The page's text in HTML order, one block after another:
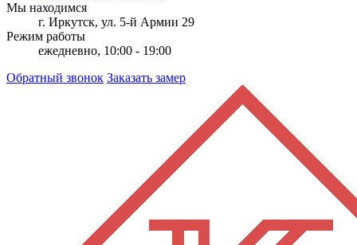
Мы находимся
г. Иркутск, ул. 5-й Армии 29
Режим работы
ежедневно, 10:00 - 19:00
Обратный звонок Заказать замер